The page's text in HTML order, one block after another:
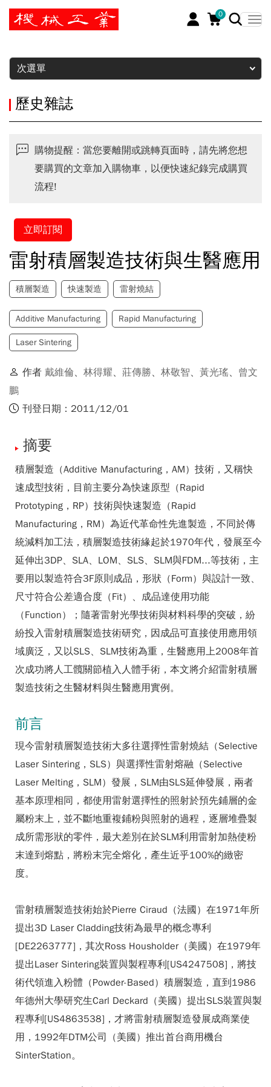
0
暫停
次選單
歷史雜誌
購物提醒：當您要離開或跳轉頁面時，請先將您想
要購買的文章加入購物車，以便快速紀錄完成購買
流程!
立即訂閱
雷射積層製造技術與生醫應用
積層製造 快速製造 雷射燒結
Additive Manufacturing Rapid Manufacturing
Laser Sintering
作者 戴維倫、 林得耀、 莊傳勝、 林敬智、 黃光瑤、 曾文
鵬
刊登日期：2011/12/01
摘要
積層製造（Additive Manufacturing，AM）技術，又稱快
速成型技術，目前主要分為快速原型（Rapid
Prototyping，RP）技術與快速製造（Rapid
Manufacturing，RM）為近代革命性先進製造，不同於傳
統減料加工法，積層製造技術緣起於1970年代，發展至今
延伸出3DP、SLA、LOM、SLS、SLM與FDM...等技術，主
要用以製造符合3F原則成品，形狀（Form）與設計一致、
尺寸符合公差適合度（Fit）、成品達使用功能
（Function）；隨著雷射光學技術與材料科學的突破，紛
紛投入雷射積層製造技術研究，因成品可直接使用應用領
域廣泛，又以SLS、SLM技術為重，生醫應用上2008年首
次成功將人工髖關節植入人體手術，本文將介紹雷射積層
製造技術之生醫材料與生醫應用實例。
前言
現今雷射積層製造技術大多往選擇性雷射燒結（Selective
Laser Sintering，SLS）與選擇性雷射熔融（Selective
Laser Melting，SLM）發展，SLM由SLS延伸發展，兩者
基本原理相同，都使用雷射選擇性的照射於預先鋪層的金
屬粉末上，並不斷地重複鋪粉與照射的過程，逐層堆疊製
成所需形狀的零件，最大差別在於SLM利用雷射加熱使粉
末達到熔點，將粉末完全熔化，產生近乎100%的緻密
度。
雷射積層製造技術始於Pierre Ciraud（法國）在1971年所
提出3D Laser Cladding技術為最早的概念專利
[DE2263777]，其次Ross Housholder（美國）在1979年
提出Laser Sintering裝置與製程專利[US4247508]，將技
術代領進入粉體（Powder-Based）積層製造，直到1986
年德州大學研究生Carl Deckard（美國）提出SLS裝置與製
程專利[US4863538]，才將雷射積層製造發展成商業使
用，1992年DTM公司（美國）推出首台商用機台
SinterStation。